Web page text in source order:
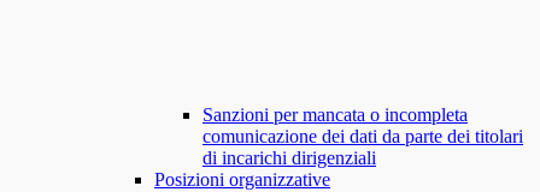
Sanzioni per mancata o incompleta
comunicazione dei dati da parte dei titolari
di incarichi dirigenziali
Posizioni organizzative